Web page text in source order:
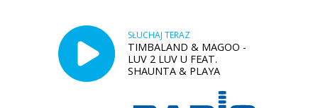
SŁUCHAJ TERAZ
TIMBALAND & MAGOO -
LUV 2 LUV U FEAT.
SHAUNTA & PLAYA